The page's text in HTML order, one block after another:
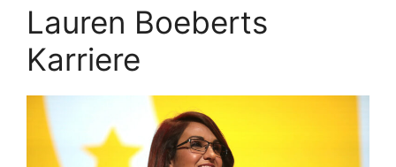
Lauren Boeberts
Karriere